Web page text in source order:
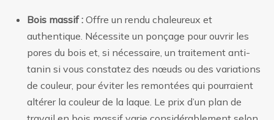
Bois massif : Offre un rendu chaleureux et
authentique. Nécessite un ponçage pour ouvrir les
pores du bois et, si nécessaire, un traitement anti-
tanin si vous constatez des nœuds ou des variations
de couleur, pour éviter les remontées qui pourraient
altérer la couleur de la laque. Le prix d’un plan de